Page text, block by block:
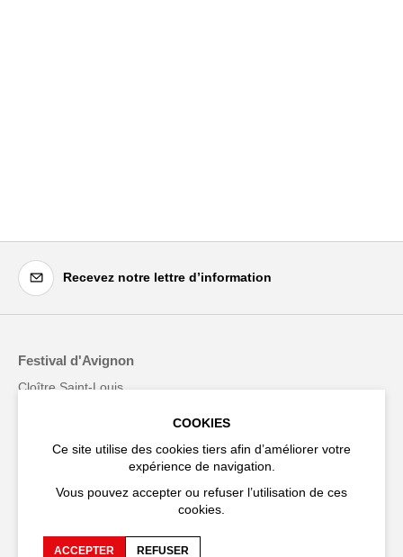
Recevez notre lettre d’information
Festival d'Avignon
Cloître Saint-Louis,
+33 (0)4 90 27 66 50
COOKIES
Ce site utilise des cookies tiers afin d’améliorer votre
expérience de navigation.
Vous pouvez accepter ou refuser l’utilisation de ces
cookies.
ACCEPTER REFUSER